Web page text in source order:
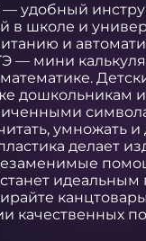
— удобный
школе и
и
— мини
дошкольникам
умножать и
делает
идеальным
качественных